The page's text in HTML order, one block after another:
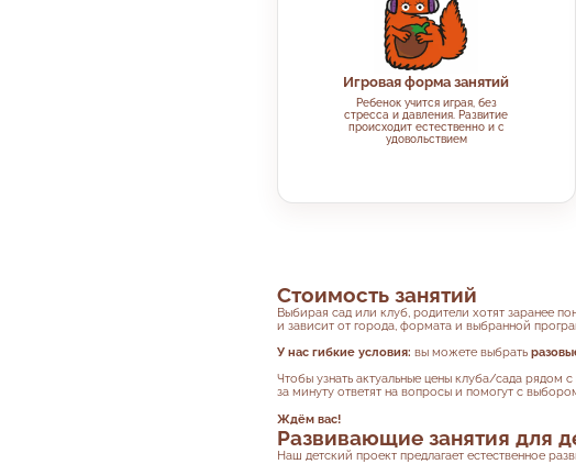
Игровая форма занятий
Ребенок учится играя, без
стресса и давления. Развитие
происходит естественно и с
удовольствием
Стоимость занятий
Выбирая сад или клуб, родители хотят заранее
и зависит от города, формата и выбранной
У нас гибкие условия: вы можете выбрать
Чтобы узнать актуальные цены клуба/сада рядом
за минуту ответят на вопросы и помогут с
Ждём вас!
Развивающие занятия для
Наш детский проект предлагает естественное